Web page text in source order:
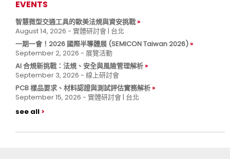
EVENTS
智慧微型交通工具的歐美法規與資安挑戰
August 14, 2026 - 實體研討會 | 台北
一期一會！2026 國際半導體展 (SEMICON Taiwan 2026)
September 2, 2026 - 展覽活動
AI 合規新挑戰：法規、安全與風險管理解析
September 3, 2026 - 線上研討會
PCB 樣品要求、材料認證與測試評估實務解析
September 15, 2026 - 實體研討會 | 台北
see all